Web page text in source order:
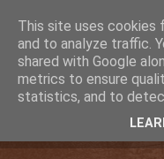
Despre şi pentru Bacău.
This site uses cookies
and to analyze traffic.
shared with Google
metrics to ensure
statistics, and to